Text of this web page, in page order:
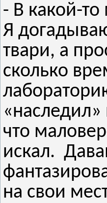
- В какой-
Я
твари, а
сколько
что
искал.
на свои